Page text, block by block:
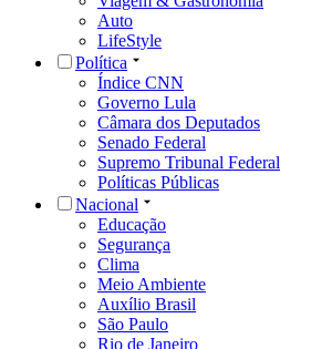
Auto
LifeStyle
Política
Índice CNN
Governo Lula
Câmara dos Deputados
Senado Federal
Supremo Tribunal Federal
Políticas Públicas
Nacional
Educação
Segurança
Clima
Meio Ambiente
Auxílio Brasil
São Paulo
Rio de Janeiro